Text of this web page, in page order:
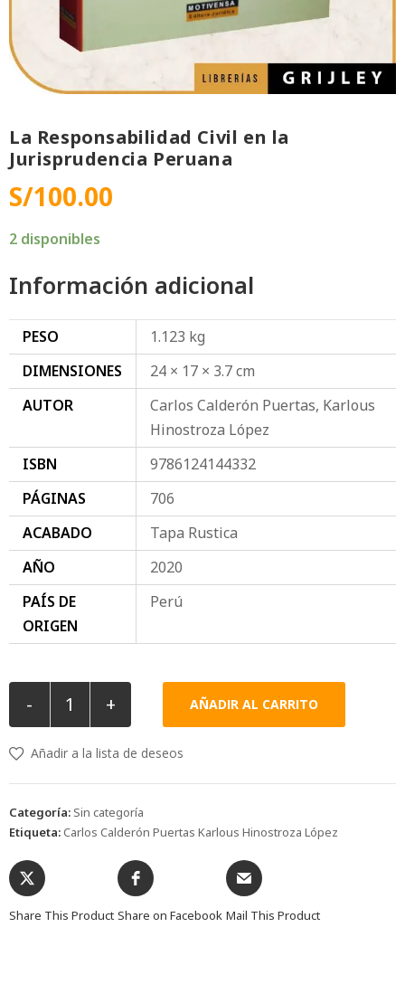
La Responsabilidad Civil en la
Jurisprudencia Peruana
S/100.00
2 disponibles
Información adicional
PESO
1.123 kg
DIMENSIONES
24 × 17 × 3.7 cm
AUTOR
Carlos Calderón Puertas, Karlous
Hinostroza López
ISBN
9786124144332
PÁGINAS
706
ACABADO
Tapa Rustica
AÑO
2020
PAÍS DE
ORIGEN
Perú
- + AÑADIR AL CARRITO
Añadir a la lista de deseos
Categoría: Sin categoría
Etiqueta:Carlos Calderón Puertas Karlous Hinostroza López
Share This Product Share on Facebook Mail This Product